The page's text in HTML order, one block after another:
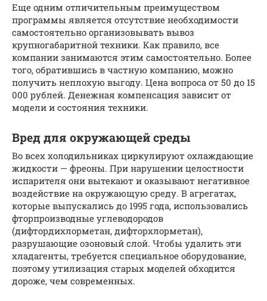
Еще одним отличительным преимуществом
программы является отсутствие необходимости
самостоятельно организовывать вывоз
крупногабаритной техники. Как правило, все
компании занимаются этим самостоятельно. Более
того, обратившись в частную компанию, можно
получить неплохую выгоду. Цена вопроса от 50 до 15
000 рублей. Денежная компенсация зависит от
модели и состояния техники.
Вред для окружающей среды
Во всех холодильниках циркулируют охлаждающие
жидкости — фреоны. При нарушении целостности
испарителя они вытекают и оказывают негативное
воздействие на окружающую среду. В агрегатах,
которые выпускались до 1995 года, использовались
фторпроизводные углеводородов
(дифтордихлорметан, дифторхлорметан),
разрушающие озоновый слой. Чтобы удалить эти
хладагенты, требуется специальное оборудование,
поэтому утилизация старых моделей обходится
дороже, чем современных.